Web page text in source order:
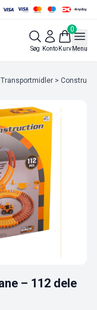
Søg Konto
0
KurvMenu
>
– 112 dele